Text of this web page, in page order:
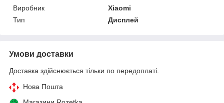
Виробник
Xiaomi
Тип
Дисплей
Умови доставки
Доставка здійснюється тільки по передоплаті.
Нова Пошта